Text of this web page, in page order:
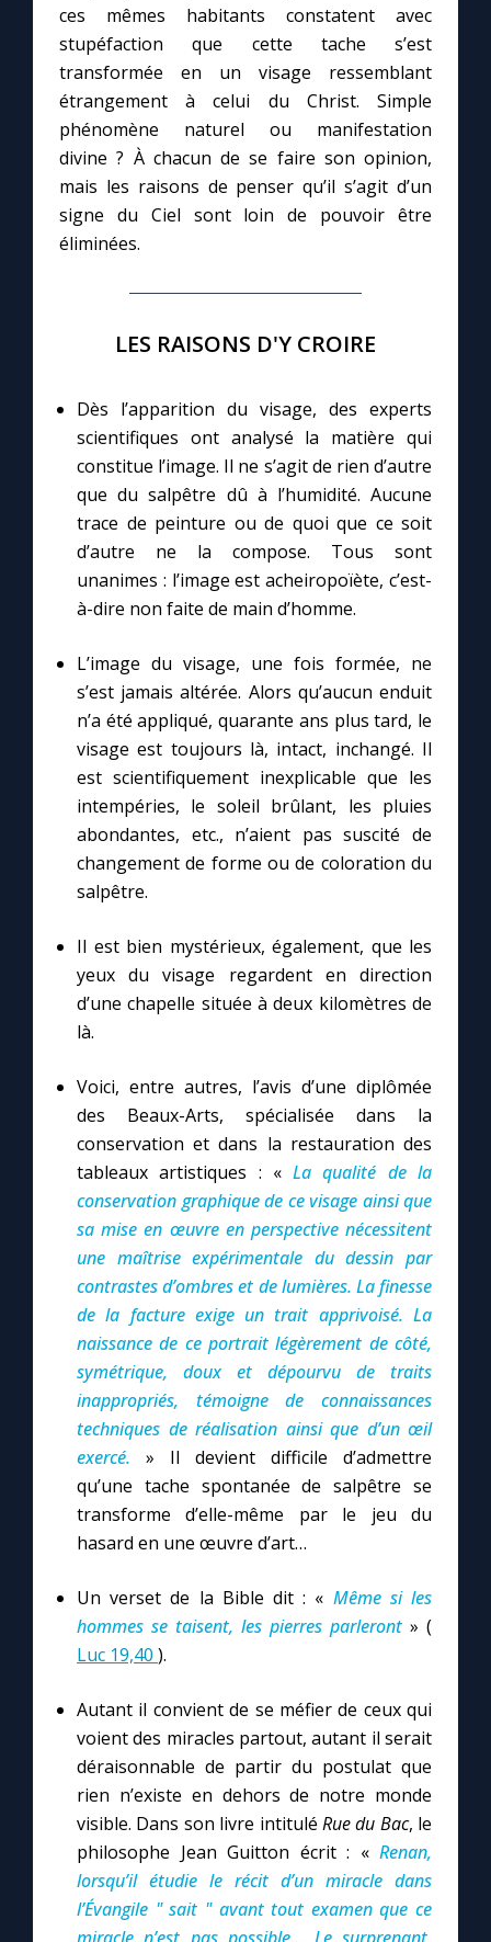
Marie qui défait les nœuds
Me consacrer à Jésus par Marie
Mes intentions de prière
Une Minute avec Marie
Une neuvaine
1000 Raisons de Croire
Chapelet pour le monde
Contact
Faire un don
Marie de Nazareth
ces mêmes habitants constatent avec
stupéfaction que cette tache s’est
transformée en un visage ressemblant
étrangement à celui du Christ. Simple
phénomène naturel ou manifestation
divine ? À chacun de se faire son opinion,
mais les raisons de penser qu’il s’agit d’un
signe du Ciel sont loin de pouvoir être
éliminées.
LES RAISONS D'Y CROIRE
Dès l’apparition du visage, des experts
scientifiques ont analysé la matière qui
constitue l’image. Il ne s’agit de rien d’autre
que du salpêtre dû à l’humidité. Aucune
trace de peinture ou de quoi que ce soit
d’autre ne la compose. Tous sont
unanimes : l’image est acheiropoïète, c’est-
à-dire non faite de main d’homme.
L’image du visage, une fois formée, ne
s’est jamais altérée. Alors qu’aucun enduit
n’a été appliqué, quarante ans plus tard, le
visage est toujours là, intact, inchangé. Il
est scientifiquement inexplicable que les
intempéries, le soleil brûlant, les pluies
abondantes, etc., n’aient pas suscité de
changement de forme ou de coloration du
salpêtre.
Il est bien mystérieux, également, que les
yeux du visage regardent en direction
d’une chapelle située à deux kilomètres de
là.
Voici, entre autres, l’avis d’une diplômée
des Beaux-Arts, spécialisée dans la
conservation et dans la restauration des
tableaux artistiques : «La qualité de la
conservation graphique de ce visage ainsi que
sa mise en œuvre en perspective nécessitent
une maîtrise expérimentale du dessin par
contrastes d’ombres et de lumières. La finesse
de la facture exige un trait apprivoisé. La
naissance de ce portrait légèrement de côté,
symétrique, doux et dépourvu de traits
inappropriés, témoigne de connaissances
techniques de réalisation ainsi que d’un œil
exercé. » Il devient difficile d’admettre
qu’une tache spontanée de salpêtre se
transforme d’elle-même par le jeu du
hasard en une œuvre d’art…
Un verset de la Bible dit : « Même si les
hommes se taisent, les pierres parleront » (
Luc 19,40 ).
Autant il convient de se méfier de ceux qui
voient des miracles partout, autant il serait
déraisonnable de partir du postulat que
rien n’existe en dehors de notre monde
visible. Dans son livre intitulé Rue du Bac, le
philosophe Jean Guitton écrit : « Renan,
lorsqu’il étudie le récit d’un miracle dans
l’Évangile " sait " avant tout examen que ce